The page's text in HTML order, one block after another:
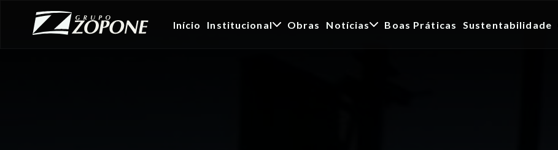
Início Institucional Obras Notícias Boas Práticas Sustentabilidade